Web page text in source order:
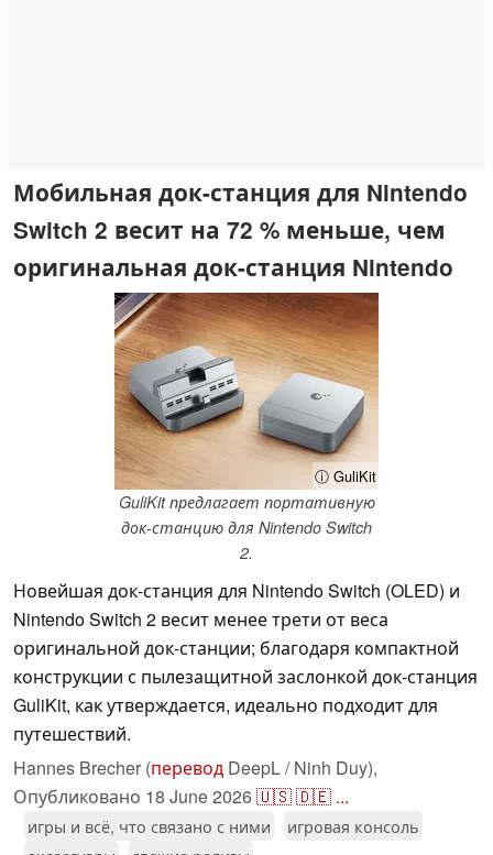
Мобильная док-станция для Nintendo
Switch 2 весит на 72 % меньше, чем
оригинальная док-станция Nintendo
ⓘ GuliKit
GuliKit предлагает портативную
док-станцию для Nintendo Switch
2.
Новейшая док-станция для Nintendo Switch (OLED) и
Nintendo Switch 2 весит менее трети от веса
оригинальной док-станции; благодаря компактной
конструкции с пылезащитной заслонкой док-станция
GuliKit, как утверждается, идеально подходит для
путешествий.
Hannes Brecher (перевод DeepL / Ninh Duy),
Опубликовано 18 June 2026🇺🇸🇩🇪 ...
игры и всё, что связано с ними
игровая консоль